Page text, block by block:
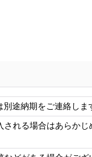
途納期をご連絡しま
れる場合はあらか